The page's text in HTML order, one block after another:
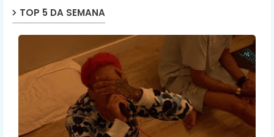
TOP 5 DA SEMANA